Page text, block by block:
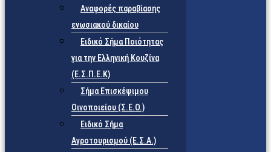
Αναφορές παραβίασης
ενωσιακού δικαίου
Ειδικό Σήμα Ποιότητας
για την Ελληνική Κουζίνα
(Ε.Σ.Π.Ε.Κ)
Σήμα Επισκέψιμου
Οινοποιείου (Σ.Ε.Ο.)
Ειδικό Σήμα
Αγροτουρισμού (Ε.Σ.Α.)